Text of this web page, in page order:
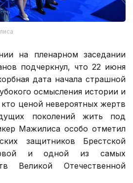
на пленарном заседании
подчеркнул, что 22 июня
дата начала страшной
осмысления истории и
ценой невероятных жертв
поколений жить под
Мажилиса особо отметил
защитников Брестской
и одной из самых
Великой Отечественной